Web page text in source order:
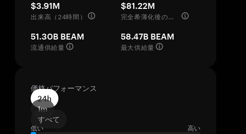
$3.91M
出来高（24時間）
$81.22M
完全希薄化後の評価額
51.30B BEAM
流通供給量
58.47B BEAM
最大供給量
価格パフォーマンス
24h
1m
すべて
低い 高い